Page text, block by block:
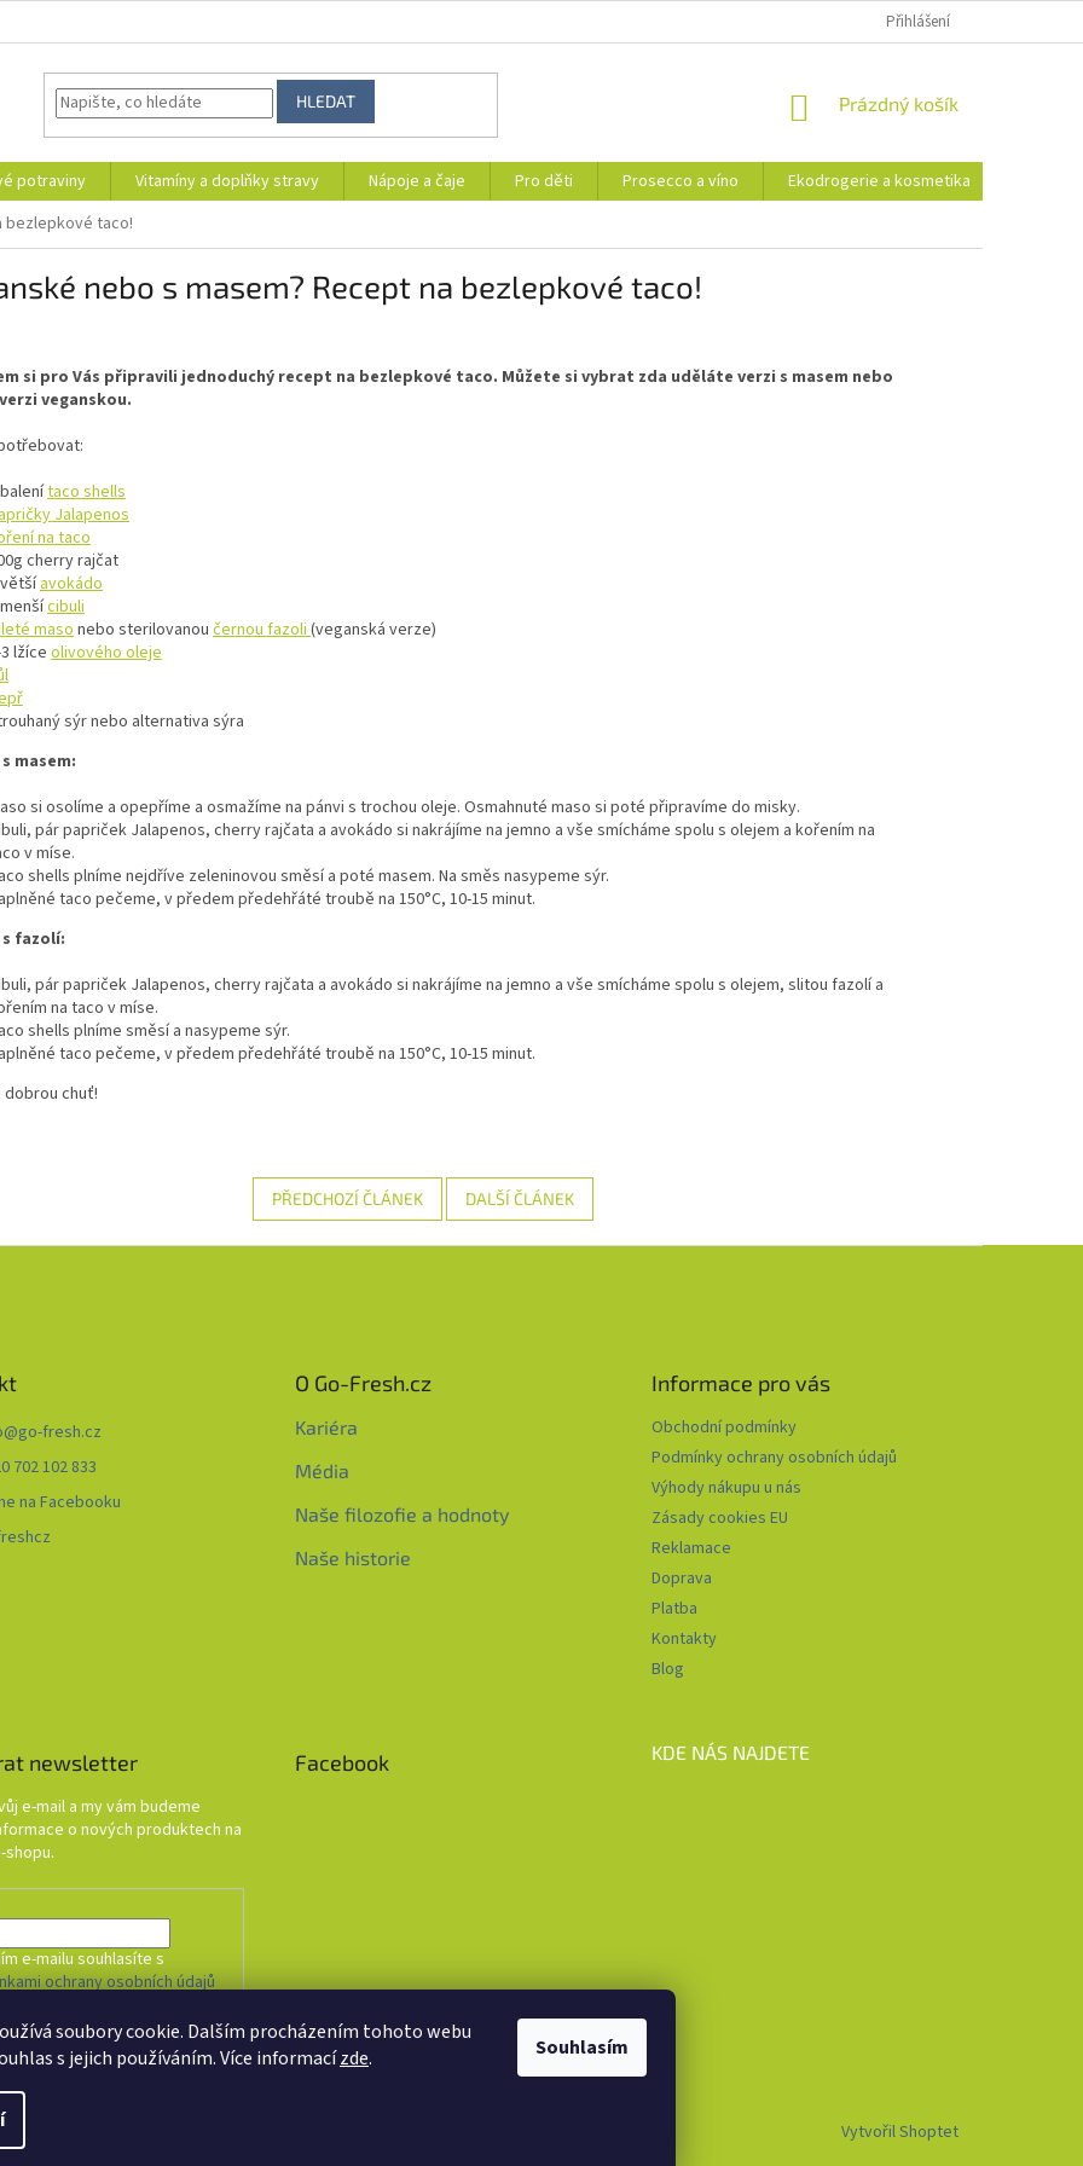
soubory cookie. Dalším procházením tohoto webu
s jejich používáním. Více informacízde. Souhlasím
Přihlášení
HLEDAT
NÁKUPNÍ
Prázdný košík
potraviny Vitamíny a doplňky stravy Nápoje a čaje Pro děti Prosecco a víno Ekodrogerie a kosmetika
bezlepkové taco!
nebo s masem? Recept na bezlepkové taco!
si pro Vás připravili jednoduchý recept na bezlepkové taco. Můžete si vybrat zda uděláte verzi s masem nebo
veganskou.
taco shells
Jalapenos
na taco
cherry rajčat
avokádo
cibuli
maso nebo sterilovanou černou fazoli (veganská verze)
lžíce olivového oleje
sýr nebo alternativa sýra
masem:
si osolíme a opepříme a osmažíme na pánvi s trochou oleje. Osmahnuté maso si poté připravíme do misky.
pár papriček Jalapenos, cherry rajčata a avokádo si nakrájíme na jemno a vše smícháme spolu s olejem a kořením na
v míse.
shells plníme nejdříve zeleninovou směsí a poté masem. Na směs nasypeme sýr.
taco pečeme, v předem předehřáté troubě na 150°C, 10-15 minut.
fazolí:
pár papriček Jalapenos, cherry rajčata a avokádo si nakrájíme na jemno a vše smícháme spolu s olejem, slitou fazolí a
na taco v míse.
shells plníme směsí a nasypeme sýr.
taco pečeme, v předem předehřáté troubě na 150°C, 10-15 minut.
dobrou chuť!
PŘEDCHOZÍ ČLÁNEK DALŠÍ ČLÁNEK
@go-fresh.cz
702 102 833
na Facebooku
O Go-Fresh.cz
Kariéra
Média
Naše filozofie a hodnoty
Naše historie
Informace pro vás
Obchodní podmínky
Podmínky ochrany osobních údajů
Výhody nákupu u nás
Zásady cookies EU
Reklamace
Doprava
Platba
Kontakty
Blog
newsletter
e-mail a my vám budeme
o nových produktech na
shopu.
e-mailu souhlasíte s
ochrany osobních údajů
SE
Facebook KDE NÁS NAJDETE
Vytvořil Shoptet
Všechna práva vyhrazena.